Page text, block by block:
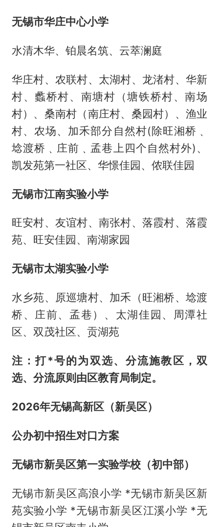
无锡市华庄中心小学
水清木华、铂晨名筑、云萃澜庭
华庄村、农联村、太湖村、龙渚村、华新
村、蠡桥村、南塘村（塘铁桥村、南场
村）、桑南村（南庄村、桑园村）、渔业
村、农场、加禾部分自然村(除旺湘桥﹑
埝渡桥﹑庄前﹑孟巷上四个自然村外)、
凯发苑第一社区、华憬佳园、侬联佳园
无锡市江南实验小学
旺安村、友谊村、南张村、落霞村、落霞
苑、旺安佳园、南湖家园
无锡市太湖实验小学
水乡苑、原巡塘村、加禾（旺湘桥、埝渡
桥、庄前、孟巷）、太湖佳园、周潭社
区、双茂社区、贡湖苑
注：打*号的为双选、分流施教区，双
选、分流原则由区教育局制定。
2026年无锡高新区（新吴区）
公办初中招生对口方案
无锡市新吴区第一实验学校（初中部）
无锡市新吴区高浪小学 *无锡市新吴区新
苑实验小学 *无锡市新吴区江溪小学 *无